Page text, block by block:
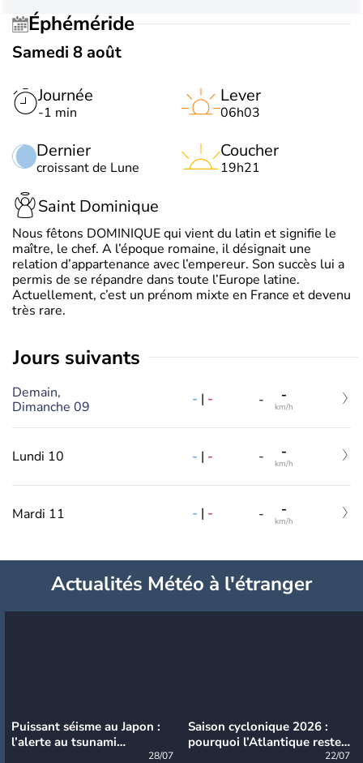
Éphéméride
Samedi 8 août
Journée
-1 min
Dernier
croissant de Lune
Lever
06h03
Coucher
19h21
Saint Dominique
Nous fêtons DOMINIQUE qui vient du latin et signifie le
maître, le chef. A l’époque romaine, il désignait une
relation d’appartenance avec l’empereur. Son succès lui a
permis de se répandre dans toute l’Europe latine.
Actuellement, c’est un prénom mixte en France et devenu
très rare.
jours suivants
Demain,
Dimanche 09
- | - - -
km/h
Lundi 10 - | - - -
km/h
Mardi 11 - | - - -
km/h
Actualités Météo à l'étranger
Puissant séisme au Japon :
l’alerte au tsunami
28/07
Saison cyclonique 2026 :
pourquoi l’Atlantique reste
22/07